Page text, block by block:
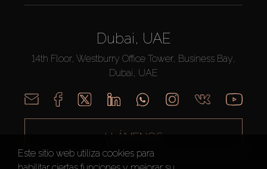
Dubai, UAE
14th Floor, Westburry Office Tower, Business Bay,
Dubai, UAE
LLÁMENOS
Este sitio web utiliza cookies para